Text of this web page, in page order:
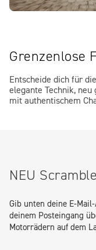
Grenzenlose
Entscheide dich für
elegante Technik,
mit authentischem
NEU
Gib unten deine E-
deinem Posteingang
Motorrädern auf dem